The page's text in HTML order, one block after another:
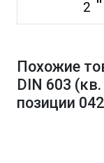
Похожие
DIN 603
позиции